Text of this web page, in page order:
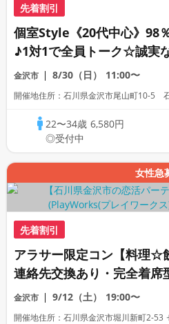
先着割引
個室Style《20代中心》98
♪1対1で全員トーク☆誠実
ーティー
金沢市 8/30（日） 11:00〜
開催地住所：石川県金沢市尾山町10-5
22〜34歳 6,580円
◎受付中
女性急
先着割引
アラサー限定コン【料理☆
連絡先交換あり・完全着席
数・初参加も大歓迎☆プレ
☆
金沢市 9/12（土） 19:00〜
開催地住所：石川県金沢市堀川新町2-